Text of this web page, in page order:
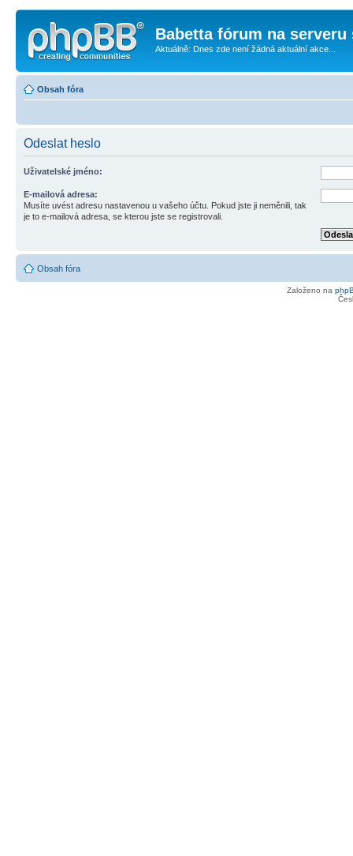
Babetta fórum na serveru
Aktuálně: Dnes zde není žádná aktuální akce...
Obsah fóra
Odeslat heslo
Uživatelské jméno:
E-mailová adresa:
Musíte uvést adresu nastavenou u vašeho účtu. Pokud jste ji neměnili, tak
je to e-mailová adresa, se kterou jste se registrovali.
Obsah fóra
Založeno na